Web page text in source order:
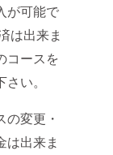
が可能で
は出来ま
コースを
い。
の変更・
は出来ま